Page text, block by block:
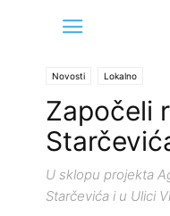
Novosti Lokalno
Započeli
U sklopu projekta
Starčevića i u Ulici